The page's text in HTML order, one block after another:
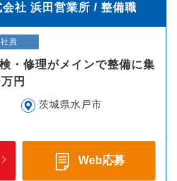
社 浜田営業所 / 整備職
員
・修理がメインで整備に集
円
茨城県水戸市
Web応募